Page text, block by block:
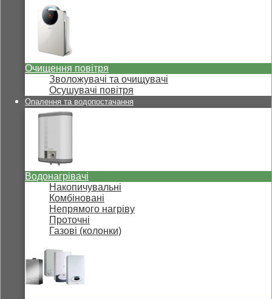
Очищення повітря
Зволожувачі та очищувачі
Осушувачі повітря
Опалення та водопостачання
Водонагрівачі
Накопичувальні
Комбіновані
Непрямого нагріву
Проточні
Газові (колонки)